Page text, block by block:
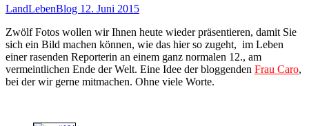
LandLebenBlog 12. Juni 2015
Zwölf Fotos wollen wir Ihnen heute wieder präsentieren, damit Sie
sich ein Bild machen können, wie das hier so zugeht, im Leben
einer rasenden Reporterin an einem ganz normalen 12., am
vermeintlichen Ende der Welt. Eine Idee der bloggenden Frau Caro,
bei der wir gerne mitmachen. Ohne viele Worte.